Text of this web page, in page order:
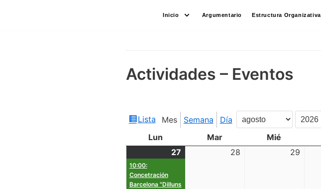
Inicio Argumentario Estructura Organizativa
Actividades – Eventos
Ver
como
Lista Mes Semana Día
Mes
Año
Lun
Mar Mié
27
10:00:
Concetración
Barcelona "Dilluns
28 29